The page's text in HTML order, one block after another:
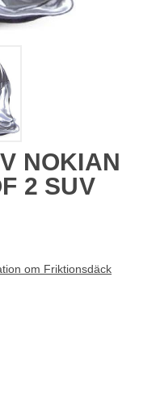
NOKIAN
2 SUV
om Friktionsdäck